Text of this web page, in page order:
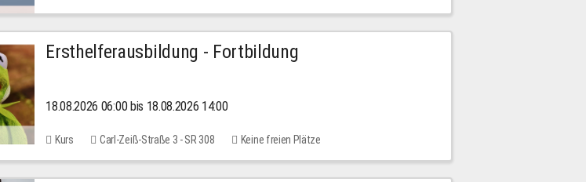
Ersthelferausbildung - Fortbildung
18.08.2026 06:00 bis 18.08.2026 14:00
Kurs Carl-Zeiß-Straße 3 - SR 308 Keine freien Plätze